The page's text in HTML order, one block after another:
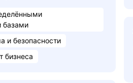
базами
и безопасности
бизнеса